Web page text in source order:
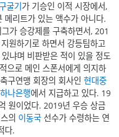
굴기가 기승인 이적 시장에서,
메리트가 있는 액수가 아니다.
가 승강제를 구축하면서, 201
원하기로 하면서 강등팀하고
냐며 비판받은 적이 있을 정도
으로 메인 스폰서에게 의지하
구연맹 회장의 회사인현대중
하나은행에서 지급하고 있다. 19
원이었다. 2019년 우승 상금
의 이동국 선수가 수령하는 연
다.